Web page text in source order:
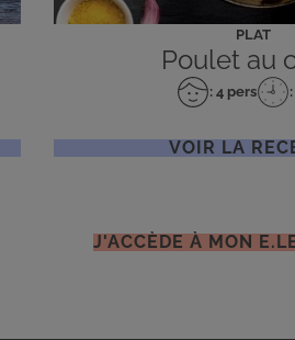
PLAT
Poulet au
Nombre
personnes
: 4 pers
VOIR LA
J'ACCÈDE À MON